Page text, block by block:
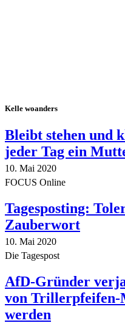
Kelle woanders
Bleibt stehen und
jeder Tag ein
10. Mai 2020
FOCUS Online
Tagesposting:
Zauberwort
10. Mai 2020
Die Tagespost
AfD-Gründer
von Trillerpfeifen-
werden